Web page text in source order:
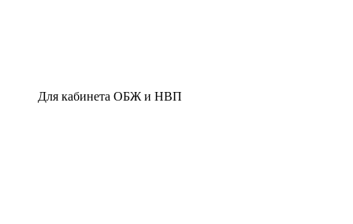
Для кабинета ОБЖ и НВП